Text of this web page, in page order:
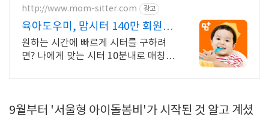
http://www.mom-sitter.com 광고
육아도우미, 맘시터 140만 회원들
의 선택!
원하는 시간에 빠르게 시터를 구하려
면? 나에게 맞는 시터 10분내로 매칭
9월부터 '서울형 아이돌봄비'가 시작된 것 알고 계셨